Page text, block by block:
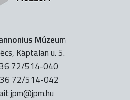
Múzeum
Káptalan u. 5.
72/514-040
72/514-042
uh.mpj@mpj